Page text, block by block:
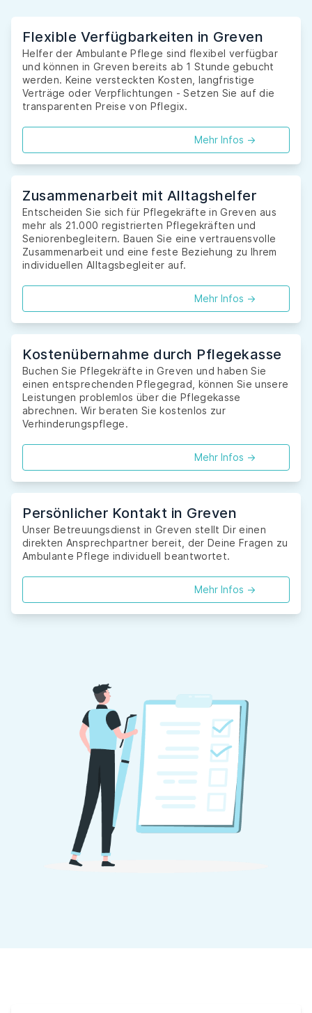
Flexible Verfügbarkeiten in Greven
Helfer der Ambulante Pflege sind flexibel verfügbar
und können in Greven bereits ab 1 Stunde gebucht
werden. Keine versteckten Kosten, langfristige
Verträge oder Verpflichtungen - Setzen Sie auf die
transparenten Preise von Pflegix.
Mehr Infos ->
Zusammenarbeit mit Alltagshelfer
Entscheiden Sie sich für Pflegekräfte in Greven aus
mehr als 21.000 registrierten Pflegekräften und
Seniorenbegleitern. Bauen Sie eine vertrauensvolle
Zusammenarbeit und eine feste Beziehung zu Ihrem
individuellen Alltagsbegleiter auf.
Mehr Infos ->
Kostenübernahme durch Pflegekasse
Buchen Sie Pflegekräfte in Greven und haben Sie
einen entsprechenden Pflegegrad, können Sie unsere
Leistungen problemlos über die Pflegekasse
abrechnen. Wir beraten Sie kostenlos zur
Verhinderungspflege.
Mehr Infos ->
Persönlicher Kontakt in Greven
Unser Betreuungsdienst in Greven stellt Dir einen
direkten Ansprechpartner bereit, der Deine Fragen zu
Ambulante Pflege individuell beantwortet.
Mehr Infos ->